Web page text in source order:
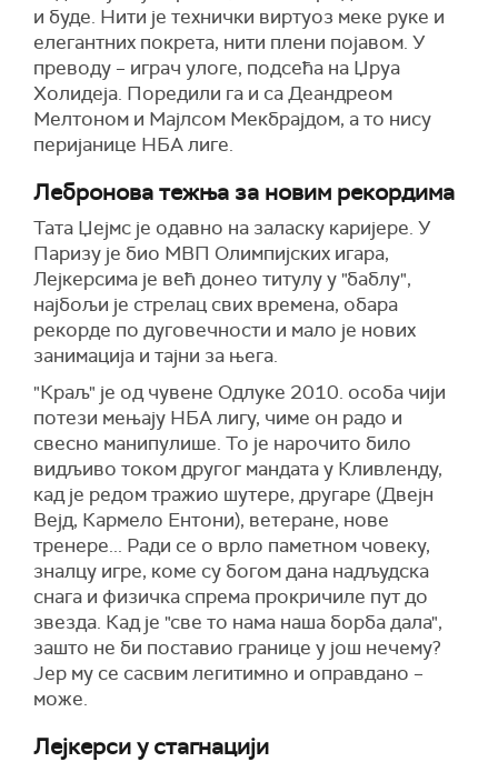
и буде. Нити је технички виртуоз меке руке и
елегантних покрета, нити плени појавом. У
преводу – играч улоге, подсећа на Џруа
Холидеја. Поредили га и са Деандреом
Мелтоном и Мајлсом Мекбрајдом, а то нису
перијанице НБА лиге.
Лебронова тежња за новим рекордима
Тата Џејмс је одавно на заласку каријере. У
Паризу је био МВП Олимпијских игара,
Лејкерсима је већ донео титулу у "баблу",
најбољи је стрелац свих времена, обара
рекорде по дуговечности и мало је нових
занимација и тајни за њега.
"Краљ" је од чувене Одлуке 2010. особа чији
потези мењају НБА лигу, чиме он радо и
свесно манипулише. То је нарочито било
видљиво током другог мандата у Кливленду,
кад је редом тражио шутере, другаре (Двејн
Вејд, Кармело Ентони), ветеране, нове
тренере... Ради се о врло паметном човеку,
зналцу игре, коме су богом дана надљудска
снага и физичка спрема прокричиле пут до
звезда. Кад је "све то нама наша борба дала",
зашто не би поставио границе у још нечему?
Јер му се сасвим легитимно и оправдано –
може.
Лејкерси у стагнацији